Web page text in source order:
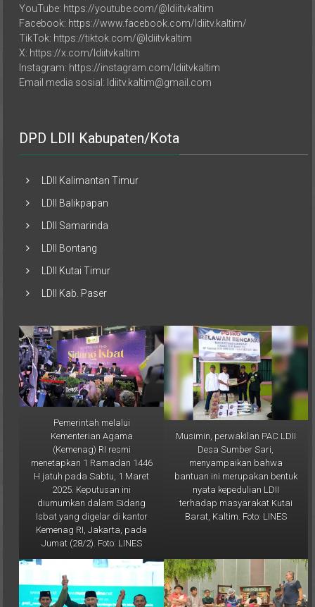
Facebook: https://www.facebook.com/ldiitv.kaltim/
TikTok: https://tiktok.com/@ldiitvkaltim
X: https://x.com/ldiitvkaltim
Instagram: https://instagram.com/ldiitvkaltim
Email media sosial: ldiitv.kaltim@gmail.com
LDII Balikpapan
LDII Samarinda
LDII Bontang
LDII Kutai Timur
LDII Kab. Paser
Pemerintah melalui
Kementerian Agama
(Kemenag) RI resmi
menetapkan 1 Ramadan 1446
H jatuh pada Sabtu, 1 Maret
2025. Keputusan ini
diumumkan dalam Sidang
Isbat yang digelar di kantor
Kemenag RI, Jakarta, pada
Jumat (28/2). Foto: LINES
Musimin, perwakilan PAC LDII
Desa Sumber Sari,
menyampaikan bahwa
bantuan ini merupakan bentuk
nyata kepedulian LDII
terhadap masyarakat Kutai
Barat, Kaltim. Foto: LINES